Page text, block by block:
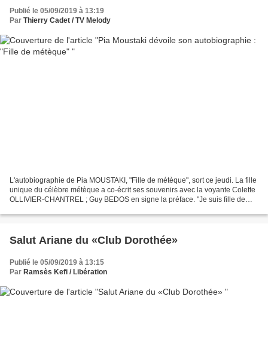
Publié le 05/09/2019 à 13:19
Par Thierry Cadet / TV Melody
L'autobiographie de Pia MOUSTAKI, "Fille de métèque", sort ce jeudi. La fille
unique du célèbre métèque a co-écrit ses souvenirs avec la voyante Colette
OLLIVIER-CHANTREL ; Guy BEDOS en signe la préface. "Je suis fille de
Salut Ariane du «Club Dorothée»
Publié le 05/09/2019 à 13:15
Par Ramsès Kefi / Libération